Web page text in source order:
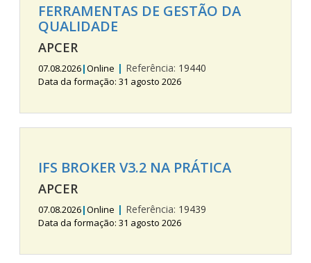
FERRAMENTAS DE GESTÃO DA
QUALIDADE
APCER
07.08.2026|Online | Referência: 19440
Data da formação: 31 agosto 2026
IFS BROKER V3.2 NA PRÁTICA
APCER
07.08.2026|Online | Referência: 19439
Data da formação: 31 agosto 2026